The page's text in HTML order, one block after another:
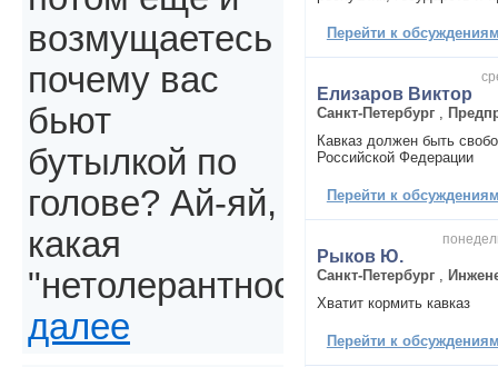
Перейти к
Елизаров Виктор
Санкт-Петербург
Кавказ должен быть
Российской Федерации
Перейти к
Рыков Ю.
Санкт-Петербург
Хватит кормить кавказ
Перейти к
возмущаетесь
почему вас
бьют
бутылкой по
голове? Ай-яй,
какая
"нетолерантность".
далее